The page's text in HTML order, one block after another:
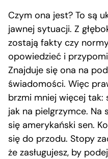
Czym ona jest? To są
jawnej sytuacji. Z
zostają fakty czy
opowiedzieć i
Znajduje się ona na
świadomości. Więc
brzmi mniej więcej tak:
jak na pielgrzymce. Na
się amerykański sen.
się do przodu. Stopy
że zasługujesz, by